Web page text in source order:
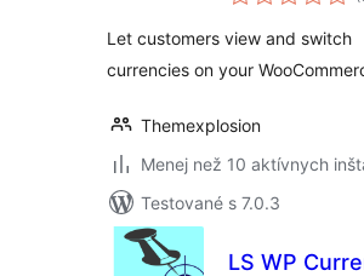
Let customers view and switch
currencies on your
Themexplosion
Menej než 10 aktívnych
Testované s 7.0.3
LS WP